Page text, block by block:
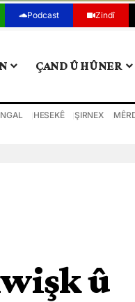
Podcast Zindî
ÇAND Û HÛNER
HESEKÊ ŞIRNEX
û